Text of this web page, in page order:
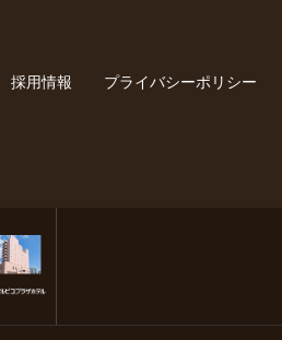
採用情報 プライバシーポリシー